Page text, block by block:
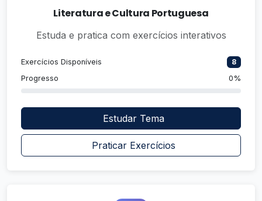
Literatura e Cultura Portuguesa
Estuda e pratica com exercícios interativos
Exercícios Disponíveis
8
Progresso
0%
Estudar Tema
Praticar Exercícios